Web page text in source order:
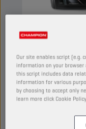
ISO 32
PRODUCTO:4206
Aceite de
altamente
oxidación, la
Our site enables script (e.g.
information on your browser
this script includes data
information for various
by choosing to accept only
learn more click Cookie